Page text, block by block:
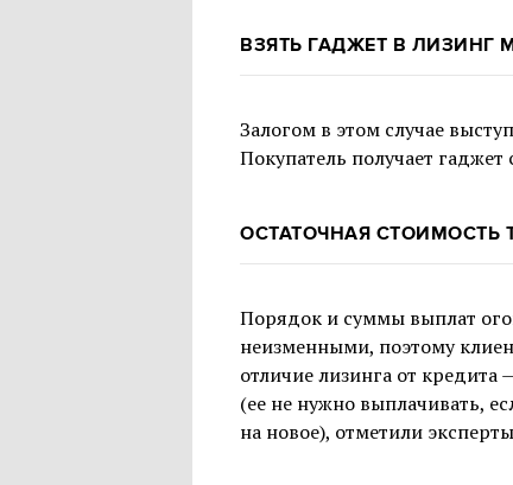
ВЗЯТЬ ГАДЖЕТ В ЛИЗИНГ
Залогом в этом случае
Покупатель получает
ОСТАТОЧНАЯ СТОИМОСТЬ
Порядок и суммы выплат
неизменными, поэтому
отличие лизинга от кредита
(ее не нужно выплачивать,
на новое), отметили